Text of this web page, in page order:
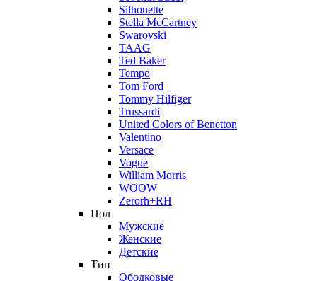
Silhouette
Stella McCartney
Swarovski
TAAG
Ted Baker
Tempo
Tom Ford
Tommy Hilfiger
Trussardi
United Colors of Benetton
Valentino
Versace
Vogue
William Morris
WOOW
Zerorh+RH
Пол
Мужские
Женские
Детские
Тип
Ободковые